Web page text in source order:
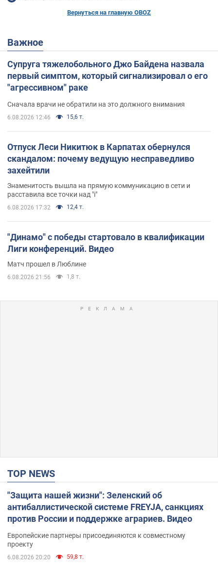
Вернуться на главную OBOZ
Важное
Супруга тяжелобольного Джо Байдена назвала
первый симптом, который сигнализировал о его
"агрессивном" раке
Сначала врачи не обратили на это должного внимания
6.08.2026 12:46 15,6 т.
Отпуск Леси Никитюк в Карпатах обернулся
скандалом: почему ведущую несправедливо
захейтили
Знаменитость вышла на прямую коммуникацию в сети и
расставила все точки над "i"
6.08.2026 17:32 12,4 т.
"Динамо" с победы стартовало в квалификации
Лиги конференций. Видео
Матч прошел в Люблине
6.08.2026 21:56 1,8 т.
TOP NEWS
"Защита нашей жизни": Зеленский об
антибаллистической системе FREYJA, санкциях
против России и поддержке аграриев. Видео
Европейские партнеры присоединяются к совместному
проекту
6.08.2026 20:20 59,8 т.